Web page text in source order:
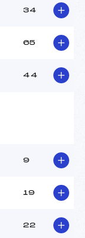
34
65
44
9
19
22